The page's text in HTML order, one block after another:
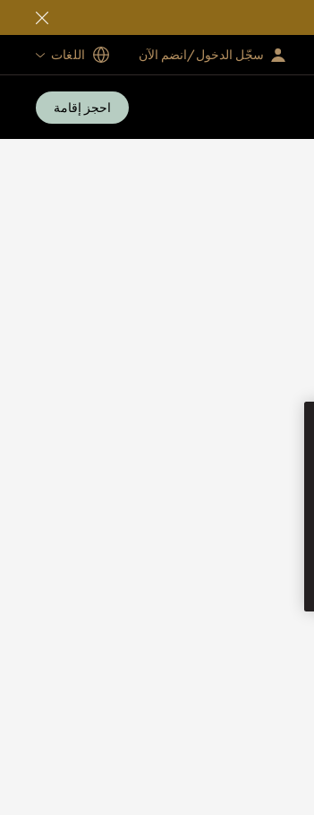
سجّل الدخول/انضم الآن اللغات
احجز إقامة